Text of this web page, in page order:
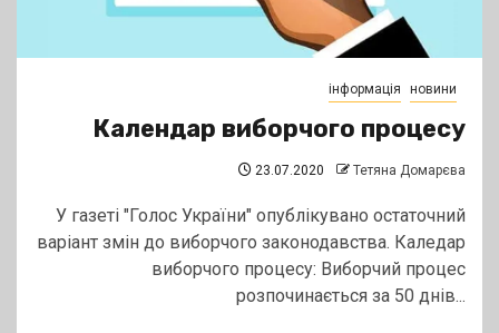
інформація новини
Календар виборчого процесу
23.07.2020 Тетяна Домарєва
У газеті "Голос України" опублікувано остаточний
варіант змін до виборчого законодавства. Каледар
виборчого процесу: Виборчий процес
розпочинається за 50 днів...